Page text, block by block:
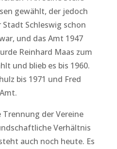
gewählt, der jedoch
Schleswig schon
und das Amt 1947
Reinhard Maas zum
und blieb es bis 1960.
bis 1971 und Fred
Trennung der Vereine
Verhältnis
auch noch heute. Es